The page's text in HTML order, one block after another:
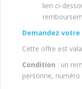
lien ci-
Demandez
Cette offre est
Condition : un
personne,